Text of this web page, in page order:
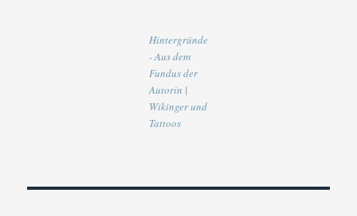
Hintergründe
- Aus dem
Fundus der
Autorin |
Wikinger und
Tattoos